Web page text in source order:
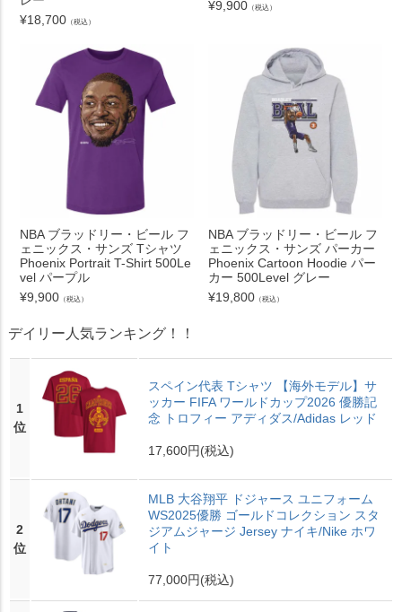
¥18,700 （税込）
¥9,900 （税込）
NBA ブラッドリー・ビール フ
ェニックス・サンズ Tシャツ
Phoenix Portrait T-Shirt 500Le
vel パープル
¥9,900 （税込）
NBA ブラッドリー・ビール フ
ェニックス・サンズ パーカー
Phoenix Cartoon Hoodie パー
カー 500Level グレー
¥19,800 （税込）
デイリー人気ランキング！！
1
位
スペイン代表 Tシャツ 【海外モデル】サ
ッカー FIFA ワールドカップ2026 優勝記
念 トロフィー アディダス/Adidas レッド
17,600円(税込)
2
位
MLB 大谷翔平 ドジャース ユニフォーム
WS2025優勝 ゴールドコレクション スタ
ジアムジャージ Jersey ナイキ/Nike ホワ
イト
77,000円(税込)